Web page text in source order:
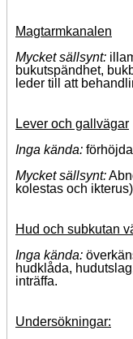
Magtarmkanalen
Mycket sällsynt:
bukutspändhet,
leder till att
Lever och gallvägar
Inga kända:
Mycket sällsynt:
kolestas och
Hud och subkutan
Inga kända:
hudklåda,
inträffa.
Undersökningar: